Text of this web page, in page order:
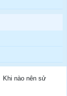
Khi nào nên sử